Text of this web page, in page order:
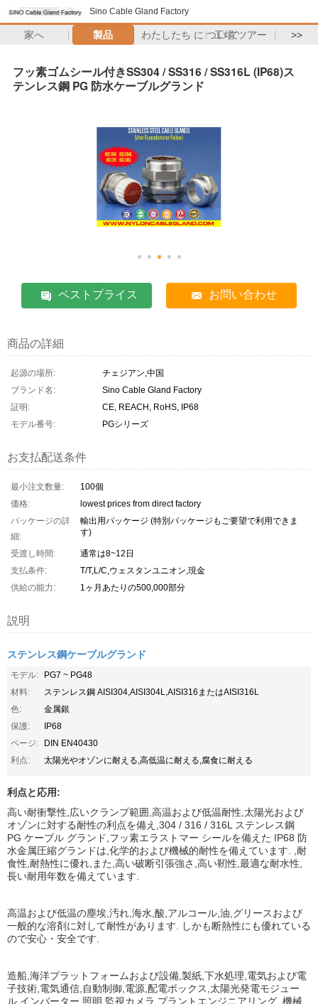
Sino Cable Gland Factory
家へ 製品 わたしたち に つい て工場 ツアー >>
フッ素ゴムシール付きSS304 / SS316 / SS316L (IP68)ス
テンレス鋼 PG 防水ケーブルグランド
ベストプライス お問い合わせ
商品の詳細
起源の場所:
チェジアン,中国
ブランド名:
Sino Cable Gland Factory
証明:
CE, REACH, RoHS, IP68
モデル番号:
PGシリーズ
お支払配送条件
最小注文数量:
100個
価格:
lowest prices from direct factory
パッケージの詳
細:
輸出用パッケージ (特別パッケージもご要望で利用できま
す)
受渡し時間:
通常は8~12日
支払条件:
T/T,L/C,ウェスタンユニオン,現金
供給の能力:
1ヶ月あたりの500,000部分
説明
ステンレス鋼ケーブルグランド
モデル:
PG7 ~ PG48
材料:
ステンレス鋼 AISI304,AISI304L,AISI316またはAISI316L
色:
金属銀
保護:
IP68
ページ:
DIN EN40430
利点:
太陽光やオゾンに耐える,高低温に耐える,腐食に耐える
利点と応用:
高い耐衝撃性,広いクランプ範囲,高温および低温耐性,太陽光および
オゾンに対する耐性の利点を備え,304 / 316 / 316L ステンレス鋼
PG ケーブル グランド,フッ素エラストマー シールを備えた IP68 防
水金属圧縮グランドは,化学的および機械的耐性を備えています. ,耐
食性,耐熱性に優れ,また,高い破断引張強さ,高い靭性,最適な耐水性,
長い耐用年数を備えています.
高温および低温の塵埃,汚れ,海水,酸,アルコール,油,グリースおよび
一般的な溶剤に対して耐性があります. しかも断熱性にも優れている
ので安心・安全です.
造船,海洋プラットフォームおよび設備,製紙,下水処理,電気および電
子技術,電気通信,自動制御,電源,配電ボックス,太陽光発電モジュー
ル,インバーター,照明,監視カメラ,プラントエンジニアリング, 機械